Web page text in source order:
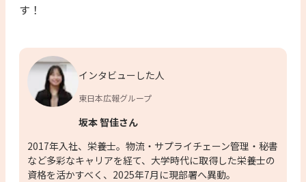
す！
インタビューした人
東日本広報グループ
坂本 智佳さん
2017年入社、栄養士。物流・サプライチェーン管理・秘書
など多彩なキャリアを経て、大学時代に取得した栄養士の
資格を活かすべく、2025年7月に現部署へ異動。